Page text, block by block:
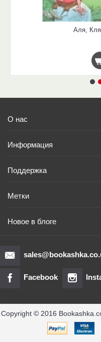
Аля,
О нас
Информация
Поддержка
Метки
Новое в блоге
Facebook
Copyright © 2016